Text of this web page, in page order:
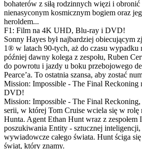
bohaterów z siłą rodzinnych więzi i obronić
nienasyconym kosmicznym bogiem oraz
heroldem...
F1: Film na 4K UHD, Blu-ray i DVD!
Sonny Hayes był najbardziej
1® w latach 90-tych, aż do czasu wypadku
później dawny kolega z zespołu, Ruben
do powrotu i jazdy u boku przebojowego
Pearce’a. To ostatnia szansa, aby zostać
Mission: Impossible - The Final
DVD!
Mission: Impossible - The Final
serii, w której Tom Cruise wciela się w rolę
Hunta. Agent Ethan Hunt wraz z zespołem
poszukiwania Entity - sztucznej
wywiadowcze całego świata. Hunt ściga
świat, który znamy.